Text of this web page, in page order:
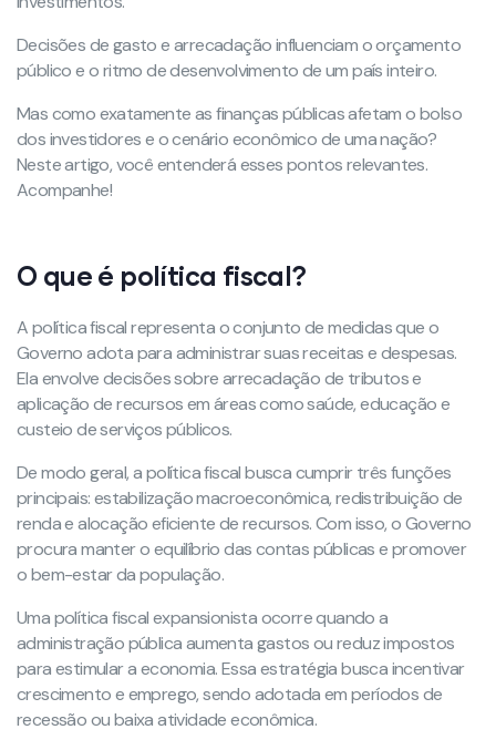
Decisões de gasto e arrecadação influenciam o orçamento
público e o ritmo de desenvolvimento de um país inteiro.
Mas como exatamente as finanças públicas afetam o bolso
dos investidores e o cenário econômico de uma nação?
Neste artigo, você entenderá esses pontos relevantes.
Acompanhe!
O que é política fiscal?
A política fiscal representa o conjunto de medidas que o
Governo adota para administrar suas receitas e despesas.
Ela envolve decisões sobre arrecadação de tributos e
aplicação de recursos em áreas como saúde, educação e
custeio de serviços públicos.
De modo geral, a política fiscal busca cumprir três funções
principais: estabilização macroeconômica, redistribuição de
renda e alocação eficiente de recursos. Com isso, o Governo
procura manter o equilíbrio das contas públicas e promover
o bem-estar da população.
Uma política fiscal expansionista ocorre quando a
administração pública aumenta gastos ou reduz impostos
para estimular a economia. Essa estratégia busca incentivar
crescimento e emprego, sendo adotada em períodos de
recessão ou baixa atividade econômica.